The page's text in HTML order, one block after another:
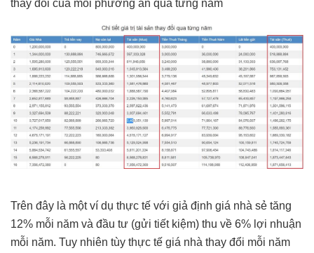
thay đổi của mỗi phương án qua từng năm
Trên đây là một ví dụ thực tế với giả định giá nhà sẻ tăng
12% mỗi năm và đầu tư (gửi tiết kiệm) thu về 6% lợi nhuận
mỗi năm. Tuy nhiên tùy thực tế giá nhà thay đổi mỗi năm